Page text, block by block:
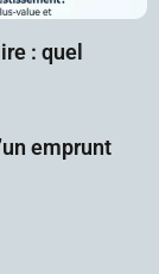
: quel
emprunt